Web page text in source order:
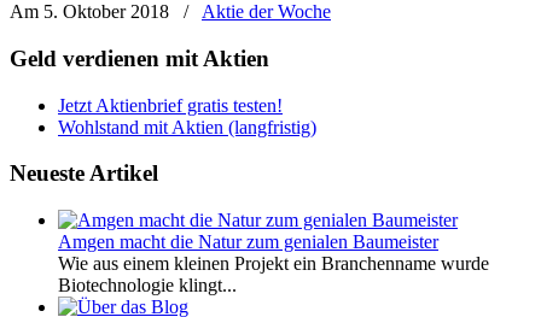
Am 5. Oktober 2018
/ Aktie der Woche
Geld verdienen mit Aktien
Jetzt Aktienbrief gratis testen!
Wohlstand mit Aktien (langfristig)
Neueste Artikel
Amgen macht die Natur zum genialen Baumeister
Wie aus einem kleinen Projekt ein Branchenname wurde
Biotechnologie klingt...